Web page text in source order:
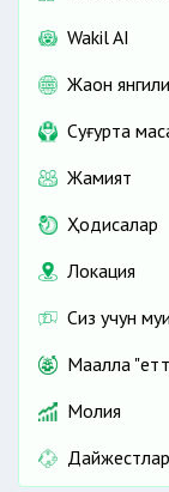
Wakil AI
Жаҳон
Cуғурта
Жамият
Ҳодисалар
Локация
Сиз учун
Маҳалла
Молия
Дайжестлар